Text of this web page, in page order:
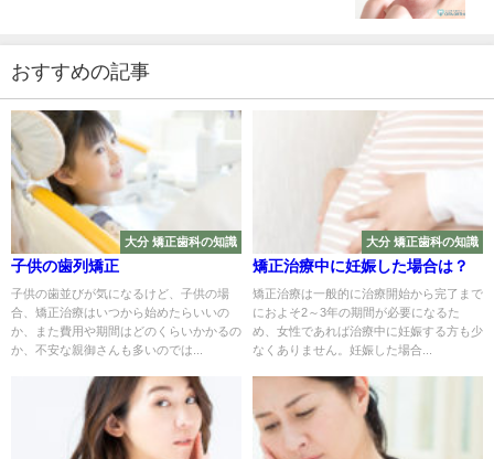
おすすめの記事
大分 矯正歯科の知識
子供の歯列矯正
子供の歯並びが気になるけど、子供の場
合、矯正治療はいつから始めたらいいの
か、また費用や期間はどのくらいかかるの
か、不安な親御さんも多いのでは...
大分 矯正歯科の知識
矯正治療中に妊娠した場合は？
矯正治療は一般的に治療開始から完了まで
におよそ2～3年の期間が必要になるた
め、女性であれば治療中に妊娠する方も少
なくありません。妊娠した場合...